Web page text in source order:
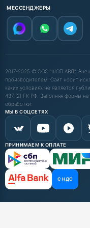
МЕССЕНДЖЕРЫ
2017-2025 © ООО "ШОП АВД".
производителем. Сайт носит
каких условиях не является
437 (2) ГК РФ. Заполняя формы
обработки.
МЫ В СОЦСЕТЯХ
ПРИНИМАЕМ К ОПЛАТЕ
С НДС